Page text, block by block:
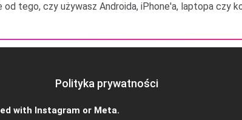
tego, czy używasz Androida, iPhone'a, laptopa czy
Polityka prywatności
with Instagram or Meta.